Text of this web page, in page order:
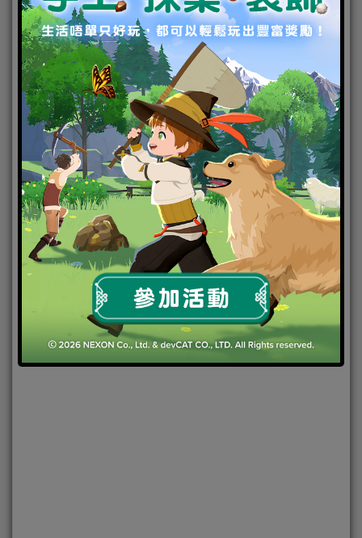
《BLEACH: Brave Souls》
推出「假面的軍勢召喚
―The Revenger’s
High―」！同時召開限定活
動「決戰 Visored
Counterattack」！
2022-05-31|Android,IOS,手機遊戲,焦點新聞